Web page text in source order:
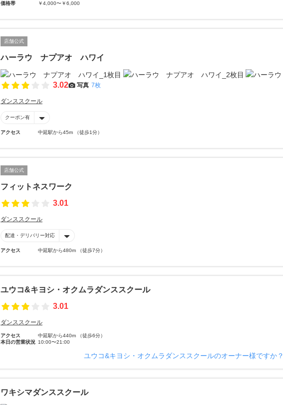
価格帯
￥4,000〜￥6,000
店舗公式
ハーラウ ナプアオ ハワイ
3.02 写真 7枚
ダンススクール
クーポン有
アクセス 中延駅から45m （徒歩1分）
店舗公式
フィットネスワーク
3.01
ダンススクール
配達・デリバリー対応
アクセス 中延駅から480m （徒歩7分）
ユウコ&キヨシ・オクムラダンススクール
3.01
ダンススクール
アクセス
中延駅から440m （徒歩6分）
本日の営業状況 10:00〜21:00
ユウコ&キヨシ・オクムラダンススクールのオーナー様ですか？
ワキシマダンススクール